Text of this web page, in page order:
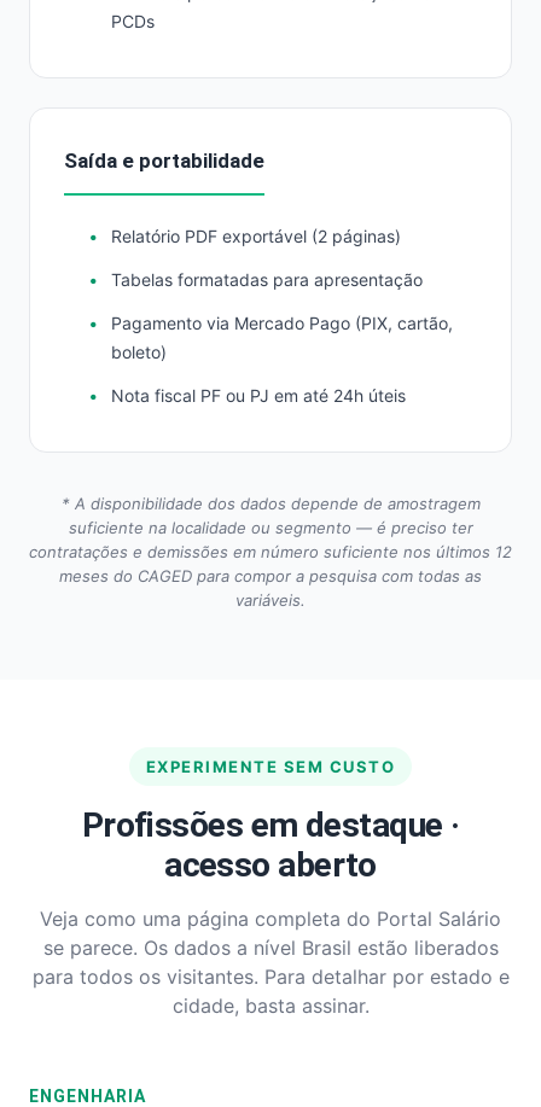
PCDs
Saída e portabilidade
Relatório PDF exportável (2 páginas)
Tabelas formatadas para apresentação
Pagamento via Mercado Pago (PIX, cartão,
boleto)
Nota fiscal PF ou PJ em até 24h úteis
* A disponibilidade dos dados depende de amostragem
suficiente na localidade ou segmento — é preciso ter
contratações e demissões em número suficiente nos últimos 12
meses do CAGED para compor a pesquisa com todas as
variáveis.
EXPERIMENTE SEM CUSTO
Profissões em destaque ·
acesso aberto
Veja como uma página completa do Portal Salário
se parece. Os dados a nível Brasil estão liberados
para todos os visitantes. Para detalhar por estado e
cidade, basta assinar.
ENGENHARIA